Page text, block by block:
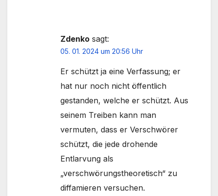
Zdenko sagt:
05. 01. 2024 um 20:56 Uhr
Er schützt ja eine Verfassung; er
hat nur noch nicht öffentlich
gestanden, welche er schützt. Aus
seinem Treiben kann man
vermuten, dass er Verschwörer
schützt, die jede drohende
Entlarvung als
„verschwörungstheoretisch“ zu
diffamieren versuchen.